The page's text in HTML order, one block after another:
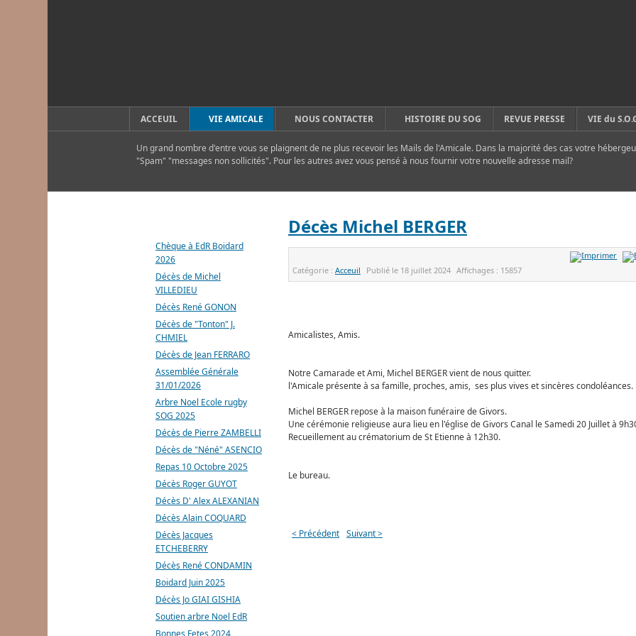
ACCEUIL VIE AMICALE NOUS CONTACTER HISTOIRE DU SOG REVUE PRESSE VIE du
Un grand nombre d'entre vous se plaignent de ne plus recevoir les Mails de l'Amicale. Dans la majorité des cas votre
"Spam" "messages non sollicités". Pour les autres avez vous pensé à nous fournir votre nouvelle adresse mail?
Décès Michel BERGER
Catégorie :Acceuil Publié le 18 juillet 2024 Affichages : 15857
Amicalistes, Amis.
Notre Camarade et Ami, Michel BERGER vient de nous quitter.
l'Amicale présente à sa famille, proches, amis, ses plus vives et sincères condoléances.
Michel BERGER repose à la maison funéraire de Givors.
Une cérémonie religieuse aura lieu en l'église de Givors Canal le Samedi 20 Juillet à
Recueillement au crématorium de St Etienne à 12h30.
Le bureau.
< Précédent Suivant >
Chèque à EdR Boidard
2026
Décès de Michel
VILLEDIEU
Décès René GONON
Décès de "Tonton" J.
CHMIEL
Décès de Jean FERRARO
Assemblée Générale
31/01/2026
Arbre Noel Ecole rugby
SOG 2025
Décès de Pierre ZAMBELLI
Décès de "Néné" ASENCIO
Repas 10 Octobre 2025
Décès Roger GUYOT
Décès D' Alex ALEXANIAN
Décès Alain COQUARD
Décès Jacques
ETCHEBERRY
Décès René CONDAMIN
Boidard Juin 2025
Décès Jo GIAI GISHIA
Soutien arbre Noel EdR
Bonnes Fetes 2024